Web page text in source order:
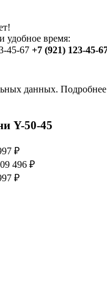
удобное время:
45-67 +7 (921) 123-45-
данных.
Y-50-45
₽
496 ₽
₽